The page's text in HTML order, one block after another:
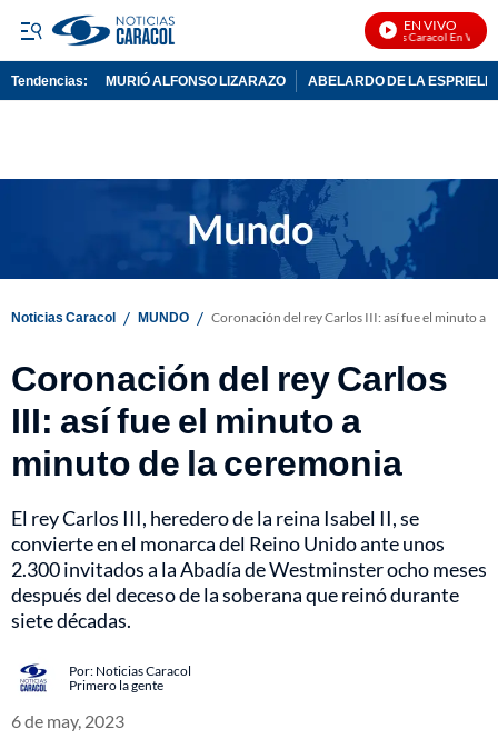
EN VIVO
Noticias Caracol En Vivo
Tendencias: MURIÓ ALFONSO LIZARAZO ABELARDO DE LA
Noticias Caracol / MUNDO / Coronación del rey Carlos III: así fue el minuto a
Coronación del rey Carlos
III: así fue el minuto a
minuto de la ceremonia
El rey Carlos III, heredero de la reina Isabel II, se
convierte en el monarca del Reino Unido ante unos
2.300 invitados a la Abadía de Westminster ocho meses
después del deceso de la soberana que reinó durante
siete décadas.
Por: Noticias Caracol
Primero la gente
6 de may, 2023